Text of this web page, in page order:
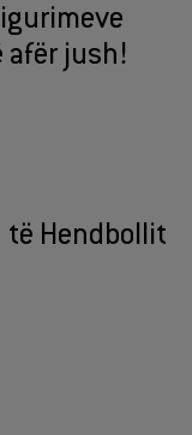
afër jush!
të Hendbollit